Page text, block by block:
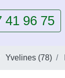
41 96 75
Yvelines (78)